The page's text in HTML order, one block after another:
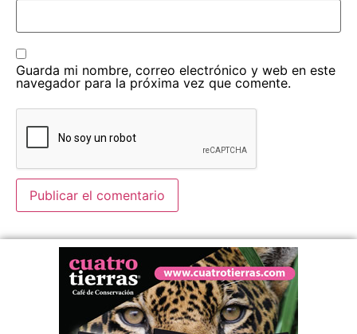
Guarda mi nombre, correo electrónico y web en este
navegador para la próxima vez que comente.